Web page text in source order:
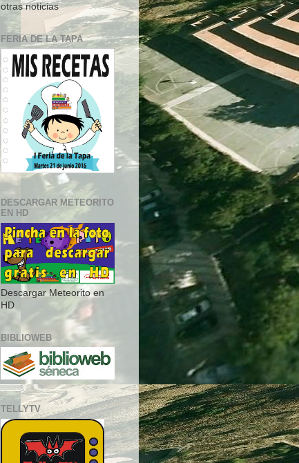
otras noticias
FERIA DE LA TAPA
DESCARGAR METEORITO
EN HD
Descargar Meteorito en
HD
BIBLIOWEB
TELLYTV